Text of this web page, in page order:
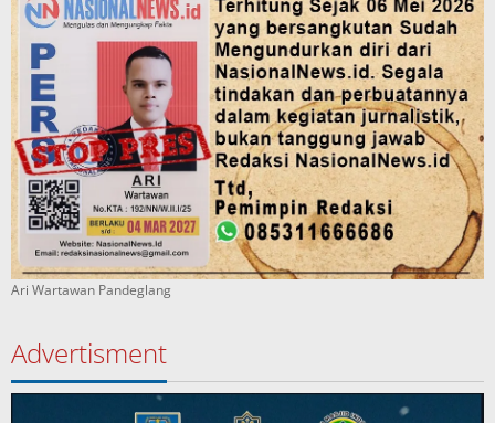
Ari Wartawan Pandeglang
Advertisment